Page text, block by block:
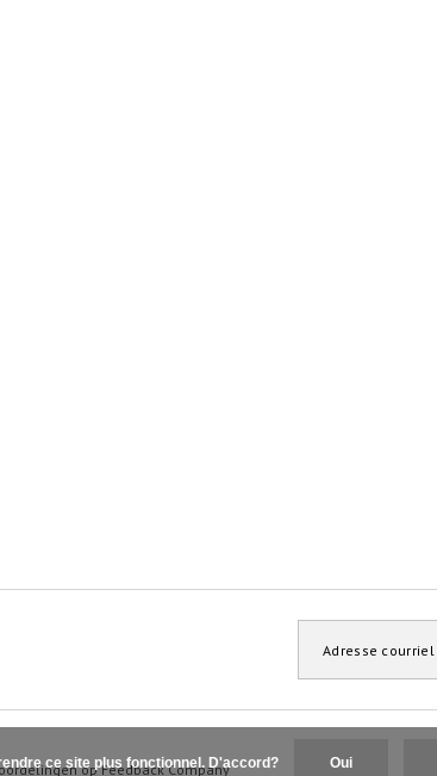
opFeedback Company
ce site plus fonctionnel. D'accord? Oui